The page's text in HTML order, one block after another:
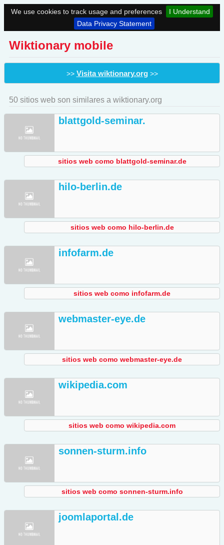
We use cookies to track usage and preferences
I Understand
Data Privacy Statement
Wiktionary mobile
>> Visita wiktionary.org>>
50 sitios web son similares a wiktionary.org
blattgold-seminar.
sitios web como blattgold-seminar.de
hilo-berlin.de
sitios web como hilo-berlin.de
infofarm.de
sitios web como infofarm.de
webmaster-eye.de
sitios web como webmaster-eye.de
wikipedia.com
sitios web como wikipedia.com
sonnen-sturm.info
sitios web como sonnen-sturm.info
joomlaportal.de